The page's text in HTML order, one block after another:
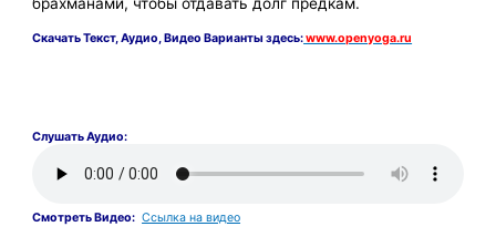
брахманами, чтобы отдавать долг предкам.
СкачатьТекст,Аудио, Видео Варианты здесь:www.openyoga.ru
Слушать Аудио:
Смотреть Видео:Ссылка на видео